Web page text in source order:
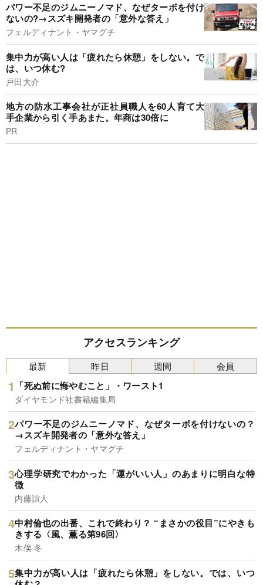
パワー不足のジムニーノマド、なぜターボを付け
ないの?→スズキ開発者の「意外な答え」
フェルディナント・ヤマグチ
集中力が高い人は「疲れたら休憩」をしない。で
は、いつ休む?
戸田大介
地方の防水工事会社が正社員職人を60人育て大
手企業から引く手あまた。年商は30倍に
PR
アクセスランキング
最新
「死ぬ前に悔やむこと」・ワースト1
ダイヤモンド社書籍編集局
パワー不足のジムニーノマド、なぜターボを付けないの？
→スズキ開発者の「意外な答え」
フェルディナント・ヤマグチ
心理学研究でわかった「運がいい人」のあまりに明白な特
徴
内藤誼人
中村倫也の出番、これで終わり？ “まさかの役目”にやきも
きする〈風、薫る第96回〉
木俣 冬
集中力が高い人は「疲れたら休憩」をしない。では、いつ
昨日 週間 会員